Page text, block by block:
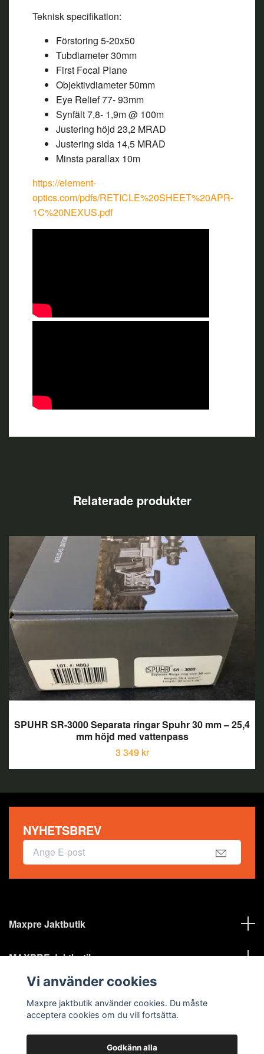
Teknisk specifikation:
Förstoring 5-20x50
Tubdiameter 30mm
First Focal Plane
Objektivdiameter 50mm
Eye Relief 77- 93mm
Synfält 7,8- 1,9m @ 100m
Justering höjd 23,2 MRAD
Justering sida 14,5 MRAD
Minsta parallax 10m
https://element-
optics.com/pdfs/RETICLE%20SHEET%20APR-
1C%20NEXUS.pdf
SPUHR SR-3000 Separata ringar Spuhr 30 mm – 25,4
mm höjd med vattenpass
3 349 kr
NYHETSBREV
Maxpre Jaktbutik
MAXPRE Jaktbutik
Sociala medier
Vi använder cookies
Maxpre jaktbutik använder cookies. Du måste
acceptera cookies om du vill fortsätta.
Godkänn alla